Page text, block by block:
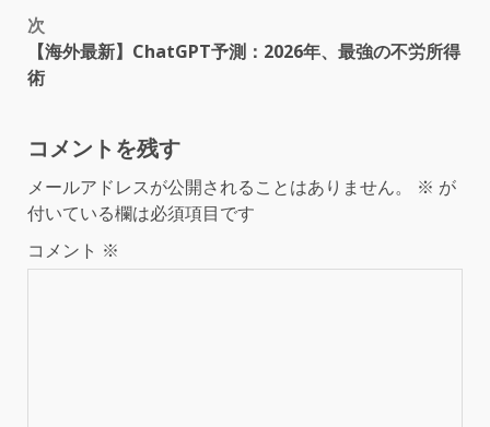
次
【海外最新】ChatGPT予測：2026年、最強の不労所得
術
コメントを残す
メールアドレスが公開されることはありません。 ※ が
付いている欄は必須項目です
コメント ※